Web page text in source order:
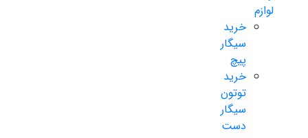
لوازم
خرید
سیگار
پیچ
خرید
توتون
سیگار
دست